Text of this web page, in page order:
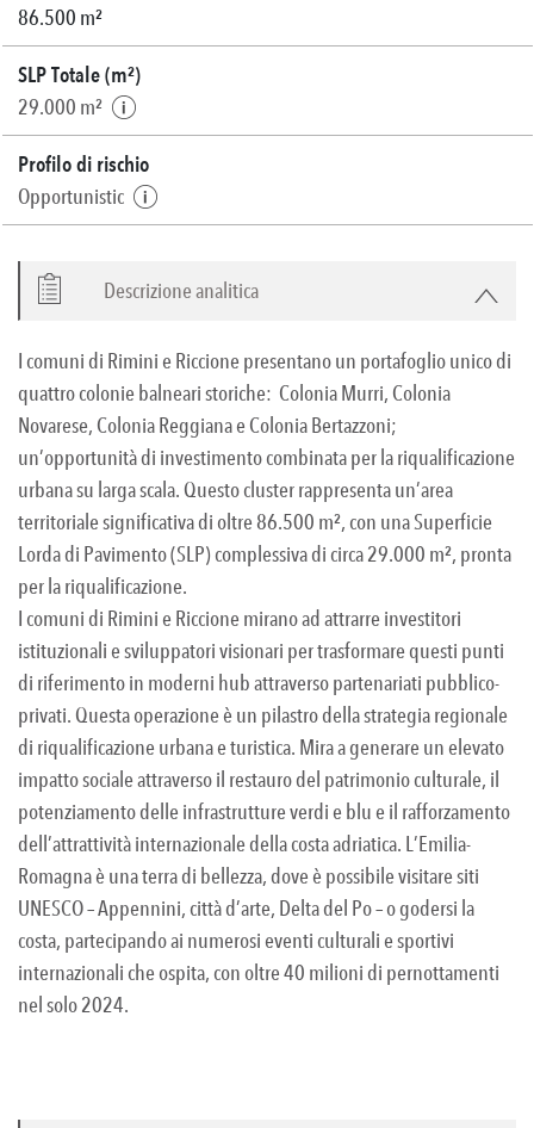
86.500 m²
SLP Totale (m²)
29.000 m²
Profilo di rischio
Opportunistic
Descrizione analitica
I comuni di Rimini e Riccione presentano un portafoglio unico di
quattro colonie balneari storiche: Colonia Murri, Colonia
Novarese, Colonia Reggiana e Colonia Bertazzoni;
un’opportunità di investimento combinata per la riqualificazione
urbana su larga scala. Questo cluster rappresenta un’area
territoriale significativa di oltre 86.500 m², con una Superficie
Lorda di Pavimento (SLP) complessiva di circa 29.000 m², pronta
per la riqualificazione.
I comuni di Rimini e Riccione mirano ad attrarre investitori
istituzionali e sviluppatori visionari per trasformare questi punti
di riferimento in moderni hub attraverso partenariati pubblico-
privati. Questa operazione è un pilastro della strategia regionale
di riqualificazione urbana e turistica. Mira a generare un elevato
impatto sociale attraverso il restauro del patrimonio culturale, il
potenziamento delle infrastrutture verdi e blu e il rafforzamento
dell’attrattività internazionale della costa adriatica. L’Emilia-
Romagna è una terra di bellezza, dove è possibile visitare siti
UNESCO – Appennini, città d’arte, Delta del Po – o godersi la
costa, partecipando ai numerosi eventi culturali e sportivi
internazionali che ospita, con oltre 40 milioni di pernottamenti
nel solo 2024.